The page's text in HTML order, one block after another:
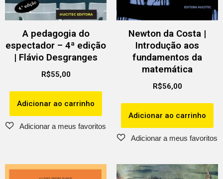
A pedagogia do
espectador – 4ª edição
| Flávio Desgranges
R$55,00
Adicionar ao carrinho
Newton da Costa |
Introdução aos
fundamentos da
matemática
R$56,00
Adicionar ao carrinho